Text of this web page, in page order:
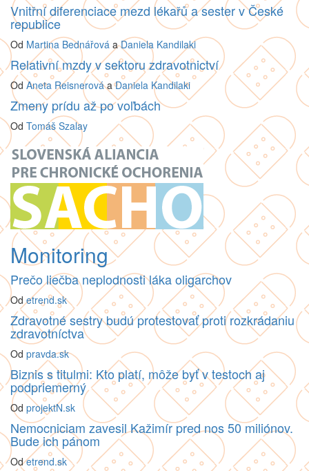
Vnitřní diferenciace mezd lékařů a sester v České
republice
Od Martina Bednářová aDaniela Kandilaki
Relativní mzdy v sektoru zdravotnictví
Od Aneta ReisnerováaDaniela Kandilaki
Zmeny prídu až po voľbách
Od Tomáš Szalay
Monitoring
Prečo liečba neplodnosti láka oligarchov
Odetrend.sk
Zdravotné sestry budú protestovať proti rozkrádaniu
zdravotníctva
Od pravda.sk
Biznis s titulmi: Kto platí, môže byť v testoch aj
podpriemerný
Od projektN.sk
Nemocniciam zavesil Kažimír pred nos 50 miliónov.
Bude ich pánom
Odetrend.sk